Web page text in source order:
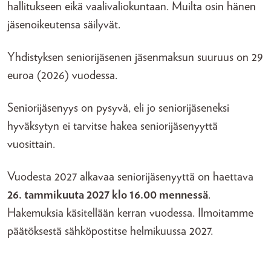
hallitukseen eikä vaalivaliokuntaan. Muilta osin hänen
jäsenoikeutensa säilyvät.
Yhdistyksen seniorijäsenen jäsenmaksun suuruus on 29
euroa (2026) vuodessa.
Seniorijäsenyys on pysyvä, eli jo seniorijäseneksi
hyväksytyn ei tarvitse hakea seniorijäsenyyttä
vuosittain.
Vuodesta 2027 alkavaa seniorijäsenyyttä on haettava
26. tammikuuta 2027 klo 16.00 mennessä.
Hakemuksia käsitellään kerran vuodessa. Ilmoitamme
päätöksestä sähköpostitse helmikuussa 2027.